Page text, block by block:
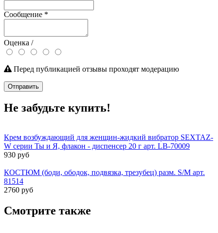
Сообщение *
Оценка /
Перед публикацией отзывы проходят модерацию
Отправить
Не забудьте купить!
Крем возбуждающий для женщин-жидкий вибратор SEXTAZ-
W серии Ты и Я, флакон - диспенсер 20 г арт. LB-70009
930 руб
КОСТЮМ (боди, ободок, подвязка, трезубец) разм. S/M арт.
81514
2760 руб
Смотрите также